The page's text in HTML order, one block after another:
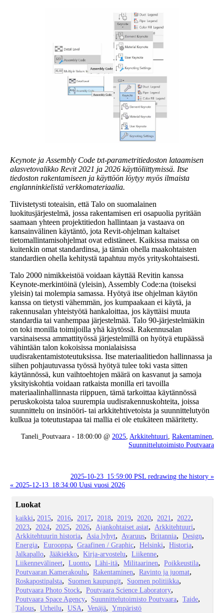
Keynote ja Assembly Code txt-parametritiedoston lataamisen
alasvetovalikko Revit 2021 ja 2026 käyttöliittymissä. Itse
tiedoston rakentamiseen ja käyttöön löytyy myös ilmaista
englanninkielistä verkkomateriaalia.
Tiivistetysti toteaisin, että Talo on suomalainen
luokitusjärjestelmä, jossa rakentamisen eri osapuolia pyritään
saamaan yhteen projektitiedon hallintaan ja vastaava on
kansainvälinen käytäntö, jota Revit-ohjelman kaltaiset
tietomallintamisohjelmat ovat edistäneet. Kaikissa maissa on
kuitenkin omat standardinsa, ja tämän ohella maakohtaisten
standardien ohella kehitystä tapahtuu myös yrityskohtaisesti.
Talo 2000 nimikkeistöä voidaan käyttää Revitin kanssa
Keynote-merkintöinä (yleisin), Assembly Code:na (toiseksi
yleisin) tai molempia samassa. Hyötyä itse ohjelman käytön
kanssa on tietysti vähemmän, jos kumpaakaan ei käytä, ja
rakennusalan yhteistyötä hankaloittaa, jos käyttäisi muuta
standardia tai vanhempaa järjestelmää. Talo 90-järjestelmiäkin
on toki monilla toimijoilla yhä käytössä. Rakennusalan
varsinaisessa ammattityössä järjestelmillä on hyötyä etupäässä
vähintään talon kokoisissa monialaisissa
uudisrakentamistoteutuksissa. Itse materiaalitiedon hallinnassa ja
siihen pohjautuvassa työssä hyötyä tulee toki vasta sitten
käytännössä, kun vaihtoehtojen määrä on kasvanut ja samoja
yksityiskohtia voidaan ratkaista monilla eri tavoilla
materiaalinhallinnasta riippuen, tämä tarkoittaa käytännössä
peruskokoista taloa suurempia uudisrakennuskohteita, joissa
suunnittelu on insinööri- tai arkkitehtivetoista ja suunnittelutyön
kulkua ja toteutustapaa tai mallia ei ole etukäteen määritetty.
Taneli_Poutvaara - 18:00:00 @ 2025 Arkkitehtuuri Rakentaminen
Suunnittelutoimisto Poutvaara
2025-10-23_15:59:00 PSL redrawing the history »
« 2025-12-13_18:34:00 Uusi vuosi 2026
Luokat
kaikki 2015 2016 2017 2018 2019 2020 2021
2022
2023
2024 2025 2026 Ajankohtaiset asiat
Arkkitehtuuri
Arkkitehtuurin historia
Asia lyhyt Avaruus Britannia
Design
Energia
Eurooppa Graafinen / Graphic Helsinki
Historia
Jalkapallo
Jääkiekko Kirja-arvostelu
Liikenne
Liikennevälineet
Luonto Lähi-itä Militaarinen
Poikkeustila
Poutvaaran Kamerakoulu
Rakentaminen
Ravinto ja juomat
Roskapostipalsta
Suomen kaupungit
Suomen politiikka
Poutvaara Photo Stock
Poutvaara Science Laboratory
Poutvaara Space Agency
Suunnittelutoimisto Poutvaara
Taide
Talous
Urheilu USA Venäjä Ympäristö